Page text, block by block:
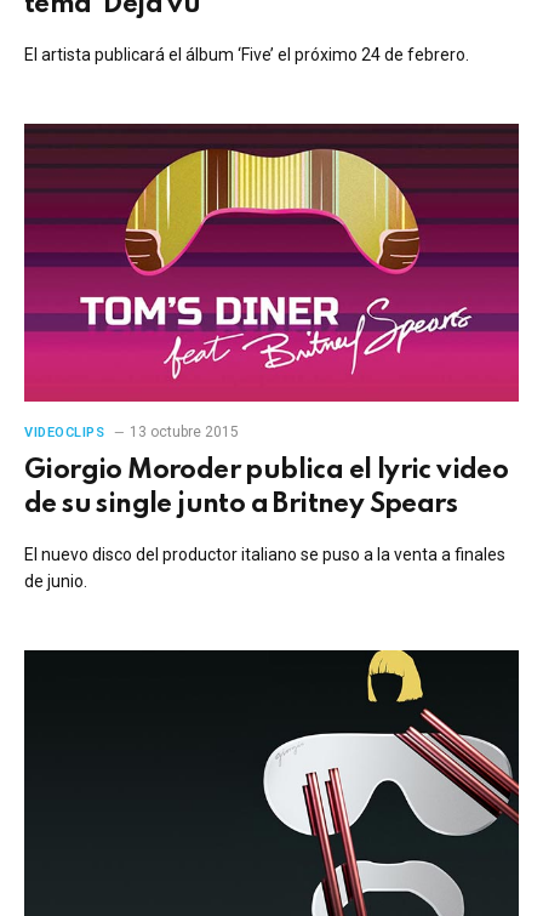
El artista publicará el álbum ‘Five’ el próximo 24 de febrero.
VIDEOCLIPS 13 octubre 2015
Giorgio Moroder publica el lyric video
de su single junto a Britney Spears
El nuevo disco del productor italiano se puso a la venta a finales
de junio.